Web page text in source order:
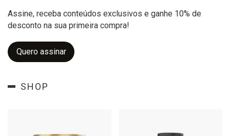
Assine, receba conteúdos exclusivos e ganhe 10% de
desconto na sua primeira compra!
Quero assinar
SHOP